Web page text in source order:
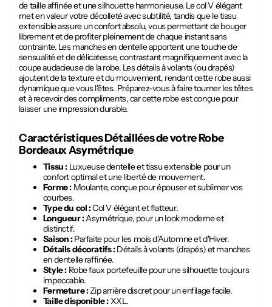
de taille affinée et une silhouette harmonieuse. Le col V élégant
met en valeur votre décolleté avec subtilité, tandis que le tissu
extensible assure un confort absolu, vous permettant de bouger
librement et de profiter pleinement de chaque instant sans
contrainte. Les manches en dentelle apportent une touche de
sensualité et de délicatesse, contrastant magnifiquement avec la
coupe audacieuse de la robe. Les détails à volants (ou drapés)
ajoutent de la texture et du mouvement, rendant cette robe aussi
dynamique que vous l'êtes. Préparez-vous à faire tourner les têtes
et à recevoir des compliments, car cette robe est conçue pour
laisser une impression durable.
Caractéristiques Détaillées de votreRobe
Bordeaux Asymétrique
Tissu :Luxueuse dentelle et tissu extensible pour un
confort optimal et une liberté de mouvement.
Forme :Moulante, conçue pour épouser et sublimer vos
courbes.
Type du col :Col V élégant et flatteur.
Longueur :Asymétrique, pour un look moderne et
distinctif.
Saison :Parfaite pour les mois d'Automne et d'Hiver.
Détails décoratifs :Détails à volants (drapés) et manches
en dentelle raffinée.
Style :Robe faux portefeuille pour une silhouette toujours
impeccable.
Fermeture :Zip arrière discret pour un enfilage facile.
Taille disponible :XXL.